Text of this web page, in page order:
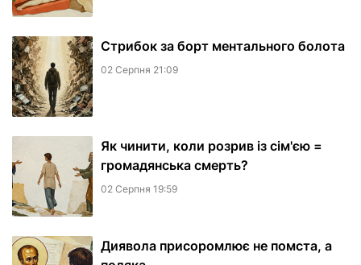
​Стрибок за борт ментального болота
02 Серпня 21:09
Як чинити, коли розрив із сім'єю =
громадянська смерть?
02 Серпня 19:59
Диявола присоромлює не помста, а